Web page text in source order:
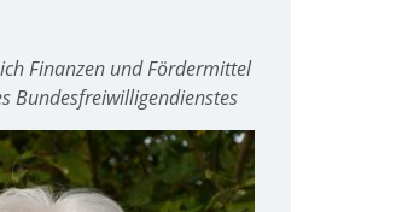
Finanzen und Fördermittel
Bundesfreiwilligendienstes